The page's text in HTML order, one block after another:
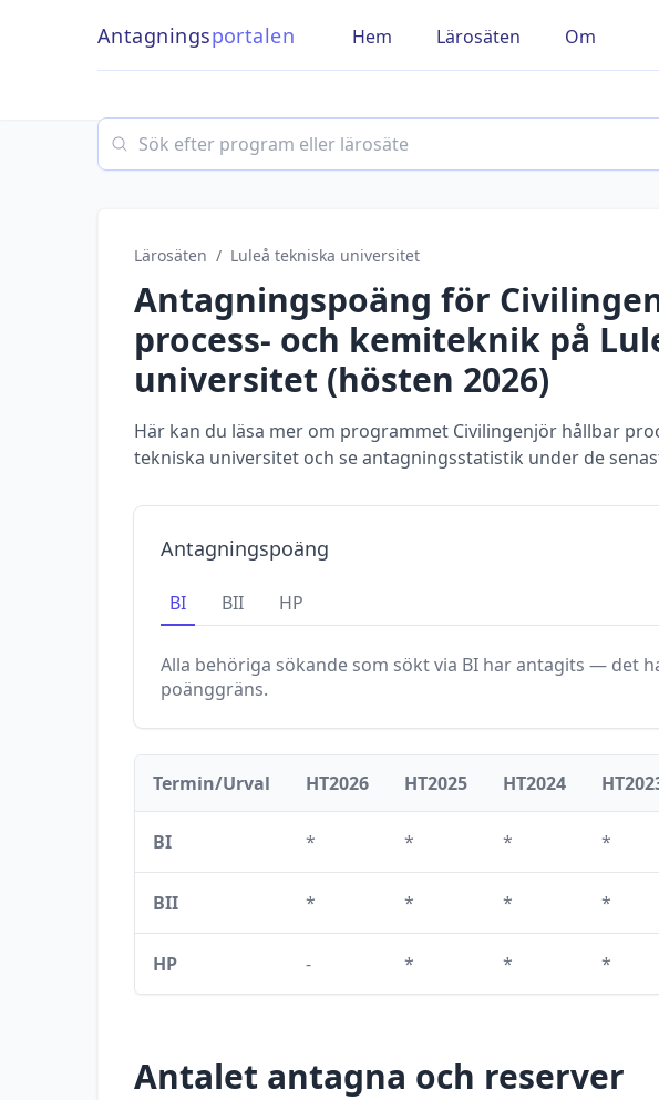
Antagningsportalen Hem Lärosäten Om
Search
Lärosäten / Luleå tekniska universitet
Antagningspoäng för
process- och kemiteknik på
universitet (hösten 2026)
Här kan du läsa mer om programmet Civilingenjör hållbar
tekniska universitet och se antagningsstatistik under de
Antagningspoäng
BI BII HP
Alla behöriga sökande som sökt via BI har antagits — det
poänggräns.
Termin/Urval HT2026 HT2025 HT2024
BI * * * *
BII * * * *
HP - * * *
Antalet antagna och reserver